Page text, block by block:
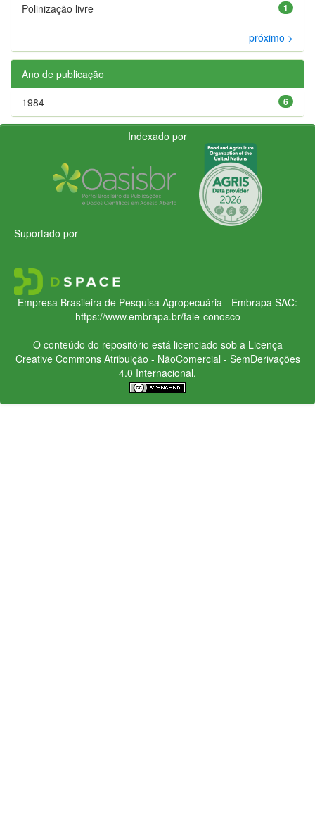
1
Polinização livre
próximo >
Ano de publicação
6
1984
Indexado por
Suportado por
Empresa Brasileira de Pesquisa Agropecuária - Embrapa SAC:
https://www.embrapa.br/fale-conosco
O conteúdo do repositório está licenciado sob a Licença
Creative CommonsAtribuição - NãoComercial - SemDerivações
4.0 Internacional.